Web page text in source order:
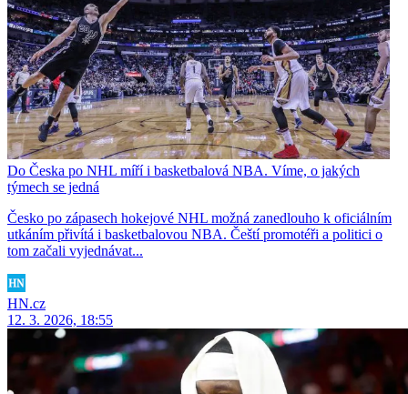
Do Česka po NHL míří i basketbalová NBA. Víme, o jakých
týmech se jedná
Česko po zápasech hokejové NHL možná zanedlouho k oficiálním
utkáním přivítá i basketbalovou NBA. Čeští promotéři a politici o
tom začali vyjednávat...
HN.cz
12. 3. 2026, 18:55